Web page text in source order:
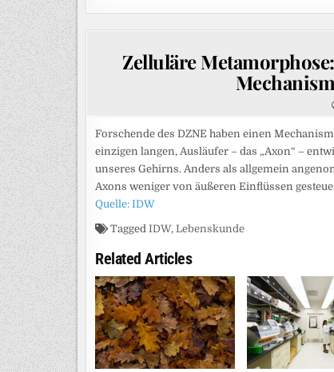
Zelluläre
Forschende des DZNE haben einen
einzigen langen, Ausläufer – das „Axon“ –
unseres Gehirns. Anders als allgemein
Axons weniger von äußeren Einflüssen
Quelle: IDW
Tagged IDW, Lebenskunde
Related Articles